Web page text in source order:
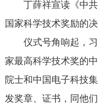
士大会、中国科学技术协
在北京人民大会堂隆重召
家主席、中央军委主席习